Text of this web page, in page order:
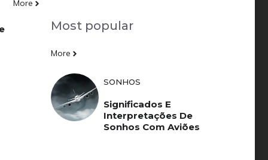
More
Most popular
More
SONHOS
Significados E
Interpretações De
Sonhos Com Aviões